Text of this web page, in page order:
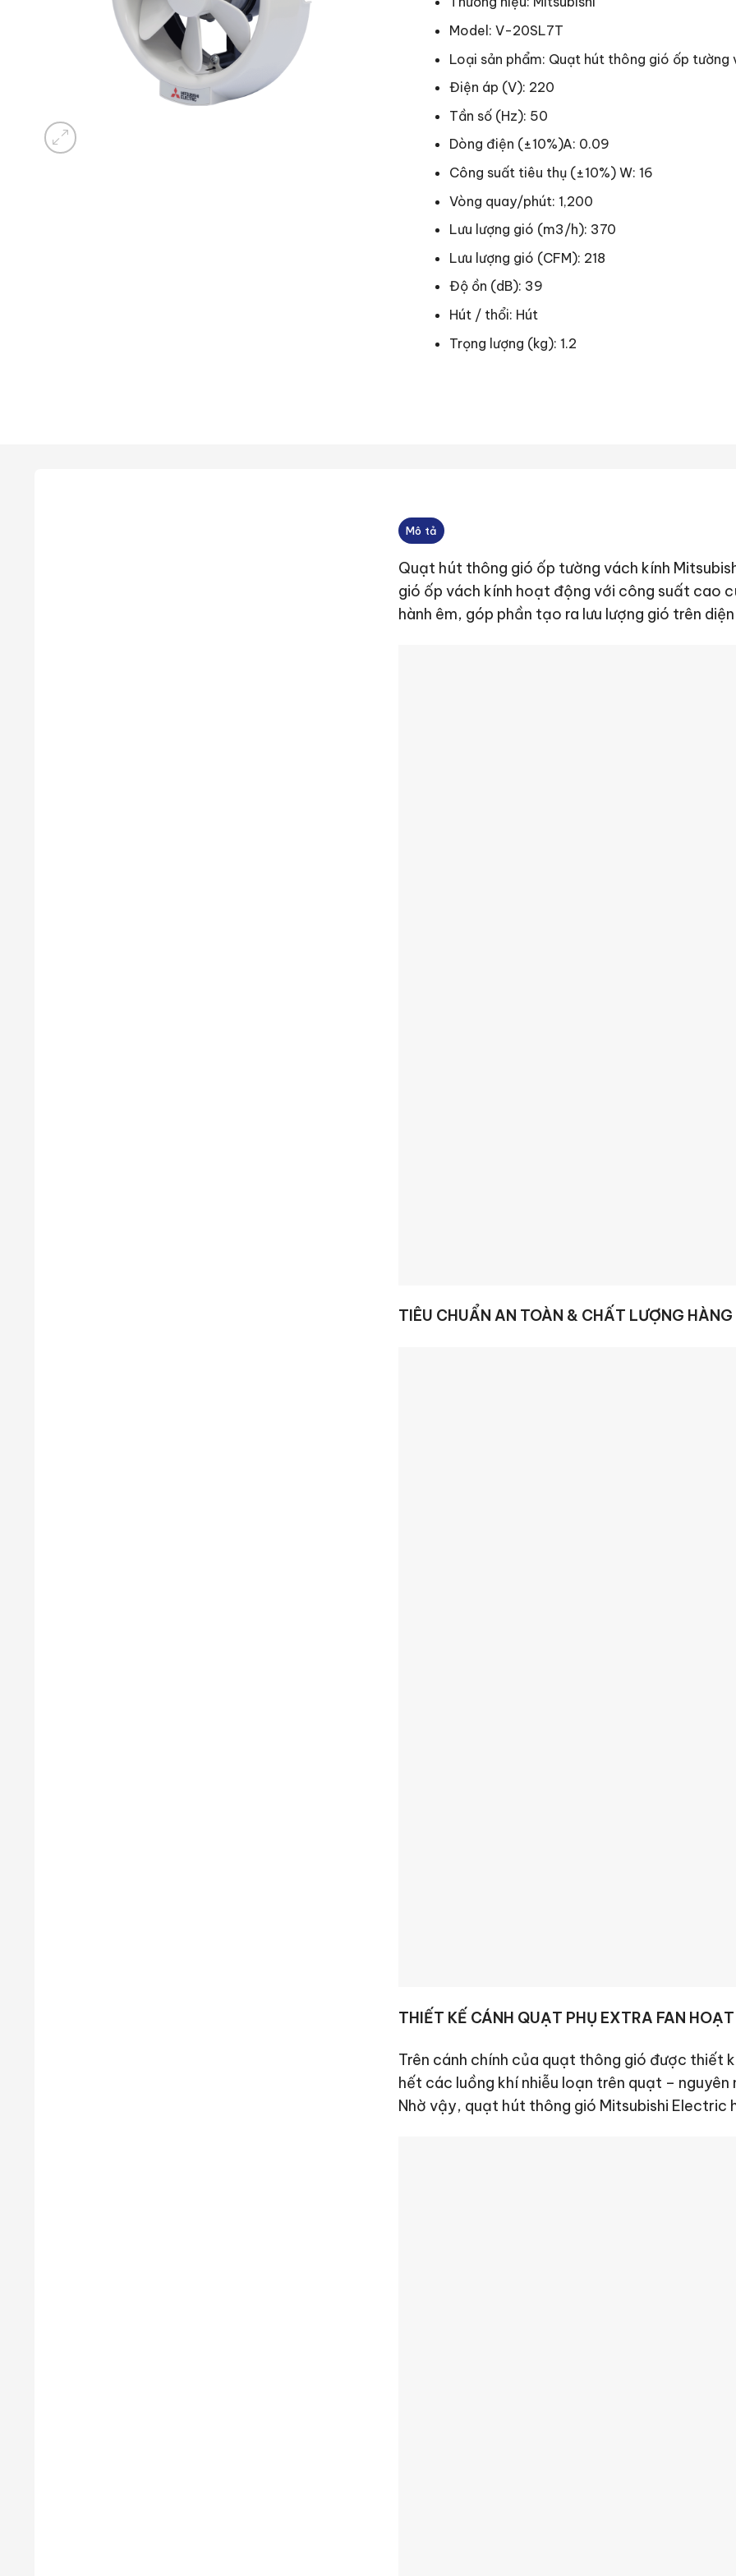
Model: V-20SL7T
Loại sản phẩm: Quạt hút thông gió ốp tường
Điện áp (V): 220
Tần số (Hz): 50
Dòng điện (±10%)A: 0.09
Công suất tiêu thụ (±10%) W: 16
Vòng quay/phút: 1,200
Lưu lượng gió (m3/h): 370
Lưu lượng gió (CFM): 218
Độ ồn (dB): 39
Hút / thổi: Hút
Trọng lượng (kg): 1.2
Mô tả
Quạt hút thông gió ốp tường vách kính
gió ốp vách kính hoạt động với công suất cao
hành êm, góp phần tạo ra lưu lượng gió trên
TIÊU CHUẨN AN TOÀN & CHẤT LƯỢNG
THIẾT KẾ CÁNH QUẠT PHỤ EXTRA FAN
Trên cánh chính của quạt thông gió được thiết
hết các luồng khí nhiễu loạn trên quạt –
Nhờ vậy, quạt hút thông gió Mitsubishi Electric